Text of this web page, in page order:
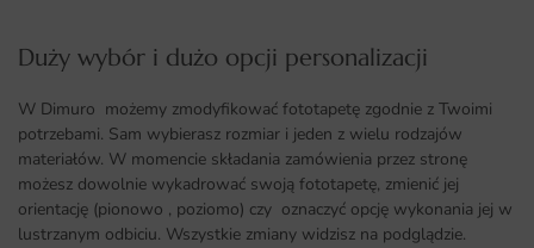
Duży wybór i dużo opcji personalizacji ​
W Dimuro możemy zmodyfikować fototapetę zgodnie z Twoimi
potrzebami. Sam wybierasz rozmiar i jeden z wielu rodzajów
materiałów. W momencie składania zamówienia przez stronę
możesz dowolnie wykadrować swoją fototapetę, zmienić jej
orientację (pionowo , poziomo) czy oznaczyć opcję wykonania jej w
lustrzanym odbiciu. Wszystkie zmiany widzisz na podglądzie.